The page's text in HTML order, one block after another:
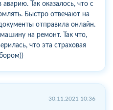
Так оказалось, что с
Быстро отвечают на
отправила онлайн.
на ремонт. Так что,
что эта страховая
30.11.2021 10:36